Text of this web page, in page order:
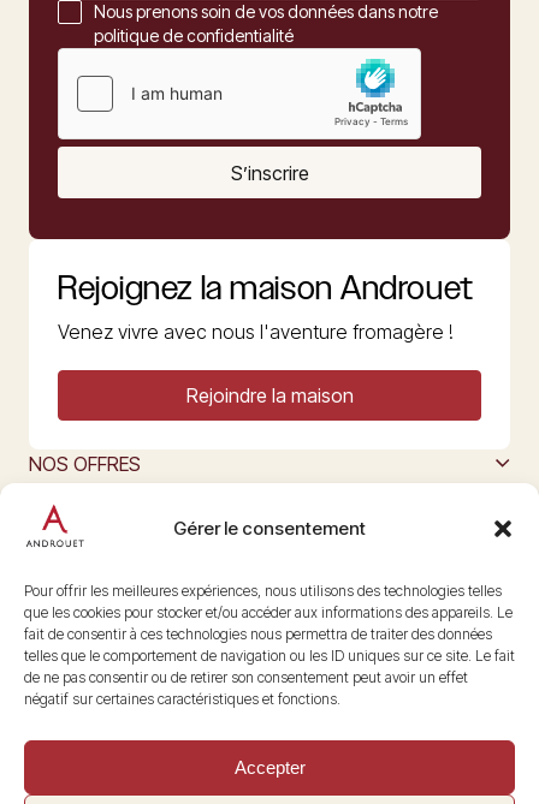
Gérer le consentement
Pour offrir les meilleures expériences, nous utilisons des technologies telles
que les cookies pour stocker et/ou accéder aux informations des appareils. Le
fait de consentir à ces technologies nous permettra de traiter des données
telles que le comportement de navigation ou les ID uniques sur ce site. Le fait
de ne pas consentir ou de retirer son consentement peut avoir un effet
négatif sur certaines caractéristiques et fonctions.
Accepter
Nous prenons soin de vos données dans notre
politique de confidentialité
S’inscrire
Rejoignez la maison Androuet
Venez vivre avec nous l'aventure fromagère !
Rejoindre la maison
NOS OFFRES
L’ART DU FROMAGE
Nous suivre
@maisonandrouet
Copyright © 2026 Androuet
Site parMake the Grade